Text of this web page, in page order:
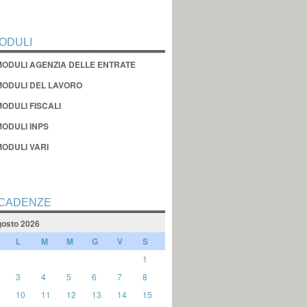
AGENZIA DELLE ENTRATE
DEL LAVORO
FISCALI
INPS
VARI
2026
L M M G V S
1
3 4 5 6 7
8
10 11 12 13 14
15